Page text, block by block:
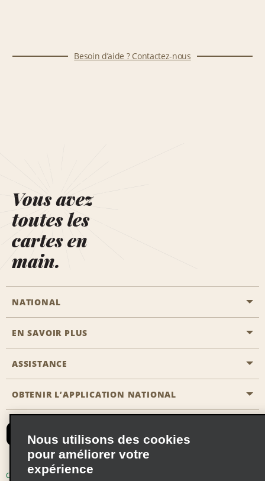
Besoin d’aide ? Contactez-nous
Vous avez
toutes les
cartes en
main.
NATIONAL
Passer une réservation
Solutions pour les professionnels
EN SAVOIR PLUS
Carrière
ASSISTANCE
Accessibilité
Nous contacter
Recevoir des offres par email
OBTENIR L’APPLICATION NATIONAL
Conditions d’utilisation
Nous utilisons des cookies
pour améliorer votre
expérience